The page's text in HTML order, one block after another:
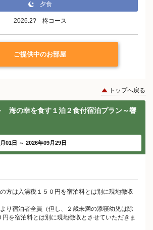
夕食
2026.2? 柊コース
ご提供中のお部屋
トップへ戻る
海の幸を食す１泊２食付宿泊プラン～響
01日 ～ 2026年09月29日
方は入湯税１５０円を宿泊料とは別に現地徴収
り宿泊者全員（但し、２歳未満の添寝幼児は除
円を宿泊料とは別に現地徴収とさせていただきま